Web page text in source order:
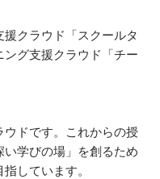
クラウド「スクールタ
グ支援クラウド「チー
ドです。これからの授
学びの場」を創るため
しています。